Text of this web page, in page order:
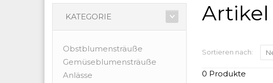
KATEGORIE
Obstblumensträuße
Gemüseblumensträuße
Anlässe
Sortieren nach:
0 Produkte